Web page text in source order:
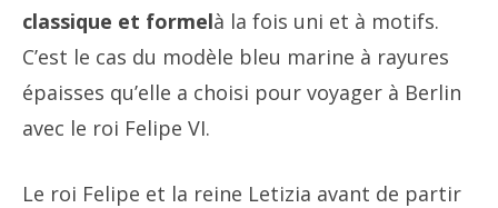
classique et formelà la fois uni et à motifs.
C’est le cas du modèle bleu marine à rayures
épaisses qu’elle a choisi pour voyager à Berlin
avec le roi Felipe VI.
Le roi Felipe et la reine Letizia avant de partir